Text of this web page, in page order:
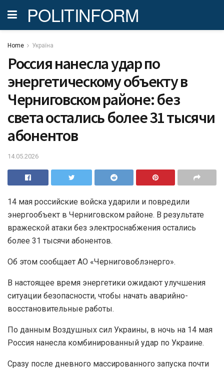
POLITINFORM
Home Україна
Россия нанесла удар по
энергетическому объекту в
Черниговском районе: без
света остались более 31 тысячи
абонентов
14.05.2026
14 мая российские войска ударили и повредили
энергообъект в Черниговском районе. В результате
вражеской атаки без электроснабжения остались
более 31 тысячи абонентов.
Об этом сообщает АО «Черниговоблэнерго».
В настоящее время энергетики ожидают улучшения
ситуации безопасности, чтобы начать аварийно-
восстановительные работы.
По данным Воздушных сил Украины, в ночь на 14 мая
Россия нанесла комбинированный удар по Украине.
Сразу после дневного массированного запуска почти